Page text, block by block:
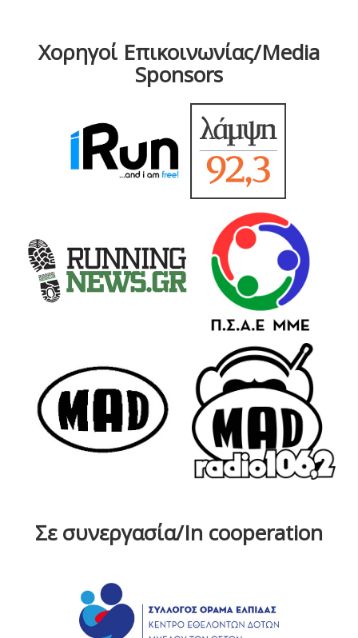
Χορηγοί Επικοινωνίας/Media
Sponsors
Σε συνεργασία/In cooperation